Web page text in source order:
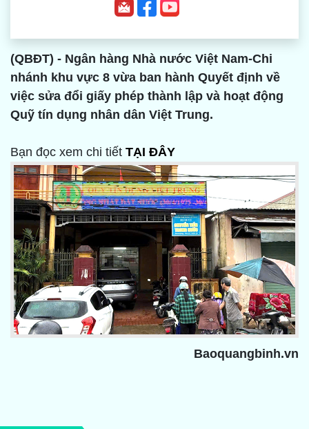
(QBĐT) - Ngân hàng Nhà nước Việt Nam-Chi
nhánh khu vực 8 vừa ban hành Quyết định về
việc sửa đổi giấy phép thành lập và hoạt động
Quỹ tín dụng nhân dân Việt Trung.
Bạn đọc xem chi tiết TẠI ĐÂY
Baoquangbinh.vn